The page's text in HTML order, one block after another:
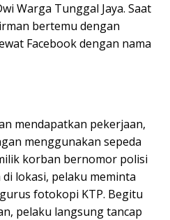
Warga Tunggal Jaya. Saat
bertemu dengan
Facebook dengan nama
mendapatkan pekerjaan,
menggunakan sepeda
korban bernomor polisi
di lokasi, pelaku meminta
fotokopi KTP. Begitu
pelaku langsung tancap